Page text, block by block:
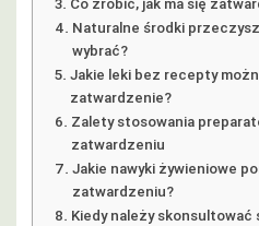
Naturalne środki
wybrać?
Jakie leki bez recepty
zatwardzenie?
Zalety stosowania
zatwardzeniu
Jakie nawyki żywieniowe
zatwardzeniu?
Kiedy należy skonsultować